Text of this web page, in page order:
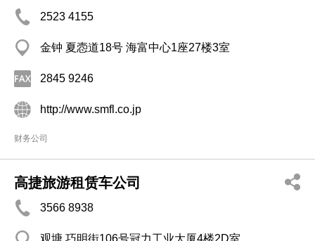
2523 4155
金钟 夏悫道18号 海富中心1座27楼3室
2845 9246
http://www.smfl.co.jp
财务公司
高捷旅游租赁车公司
3566 8938
观塘 巧明街106号冠力工业大厦4楼2D室